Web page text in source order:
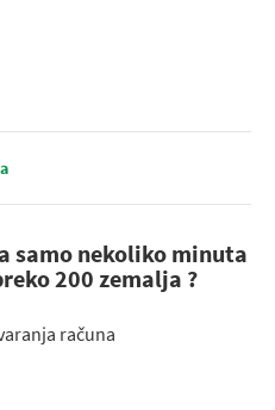
samo nekoliko minuta
200 zemalja ?
računa